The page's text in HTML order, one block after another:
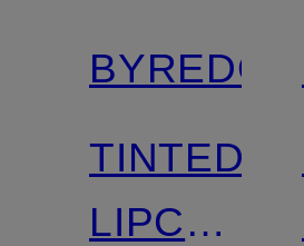
BYREDO
TINTED
LIPCARE